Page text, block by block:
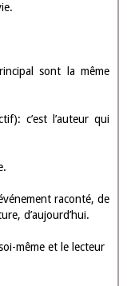
sont la même
c’est l’auteur qui
raconté, de
d’aujourd’hui.
même et le lecteur